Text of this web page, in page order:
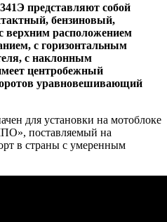
представляют собой
бензиновый,
верхним расположением
с горизонтальным
с наклонным
центробежный
уравновешивающий
для установки на мотоблоке
поставляемый на
в страны с умеренным